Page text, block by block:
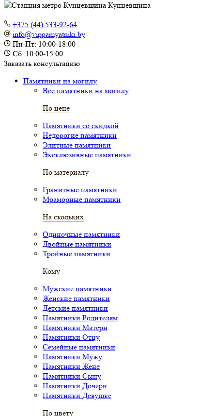
Кунцевщина
+375 (44) 533-92-64
info@vippamyatniki.by
Пн-Пт: 10:00-18:00
Сб: 10:00-15:00
Заказать консультацию
Памятники на могилу
Все памятники на могилу
По цене
Памятники со скидкой
Недорогие памятники
Элитные памятники
Эксклюзивные памятники
По материалу
Гранитные памятники
Мраморные памятники
На скольких
Одиночные памятники
Двойные памятники
Тройные памятники
Кому
Мужские памятники
Женские памятники
Детские памятники
Памятники Родителям
Памятники Матери
Памятники Отцу
Семейные памятники
Памятники Мужу
Памятники Жене
Памятники Сыну
Памятники Дочери
Памятники Девушке
По цвету